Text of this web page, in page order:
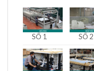
SỐ 1 SỐ 2